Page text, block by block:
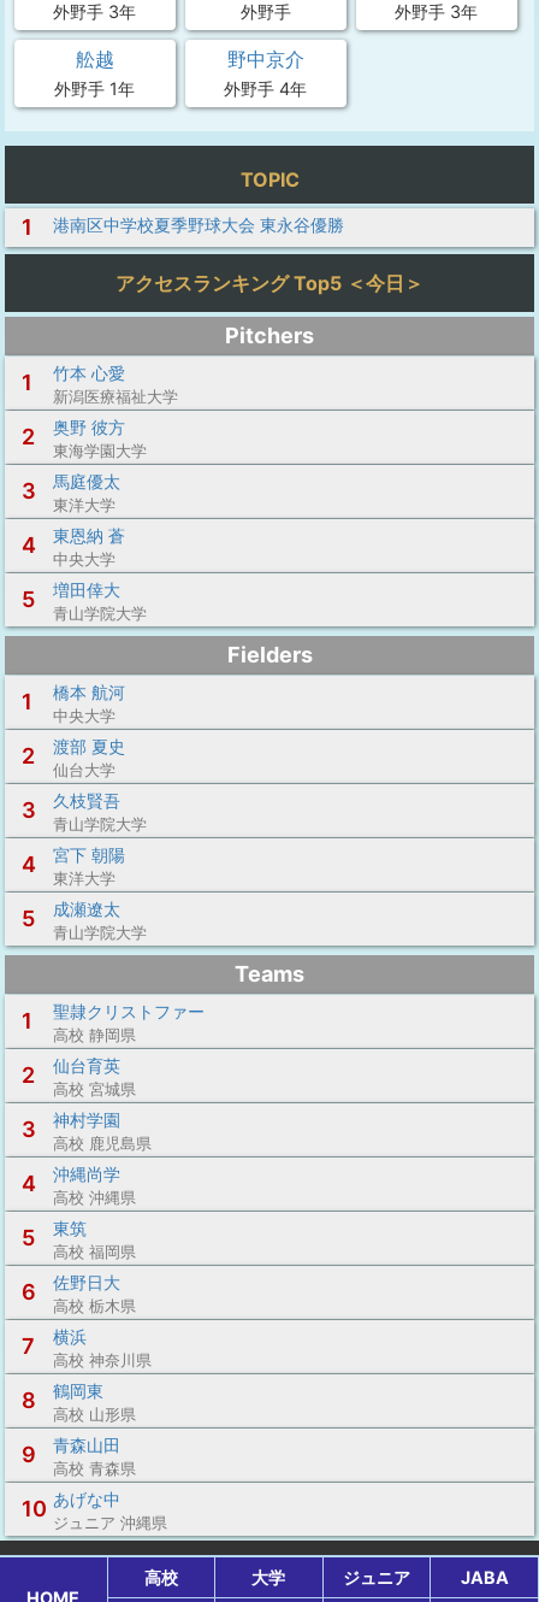
外野手 3年 外野手 外野手 3年
舩越
外野手 1年
野中京介
外野手 4年
TOPIC
1 港南区中学校夏季野球大会 東永谷優勝
アクセスランキング Top5 ＜今日＞
Pitchers
1
竹本 心愛
新潟医療福祉大学
2 奥野 彼方
東海学園大学
3 馬庭優太
東洋大学
4 東恩納 蒼
中央大学
5 増田倖大
青山学院大学
Fielders
1
橋本 航河
中央大学
2 渡部 夏史
仙台大学
3 久枝賢吾
青山学院大学
4 宮下 朝陽
東洋大学
5 成瀬遼太
青山学院大学
Teams
1
聖隷クリストファー
高校 静岡県
2 仙台育英
高校 宮城県
3 神村学園
高校 鹿児島県
4 沖縄尚学
高校 沖縄県
5 東筑
高校 福岡県
6 佐野日大
高校 栃木県
7 横浜
高校 神奈川県
8 鶴岡東
高校 山形県
9 青森山田
高校 青森県
10 あげな中
ジュニア 沖縄県
HOME
高校 大学 ジュニア JABA